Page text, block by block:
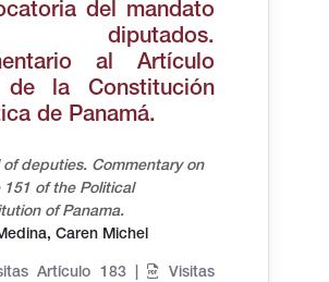
del mandato
diputados.
al Artículo
de la Constitución
de Panamá.
of deputies. Commentary on
151 of the Political
of Panama.
Caren Michel
Artículo 183 |
Visitas